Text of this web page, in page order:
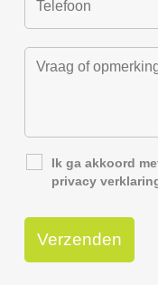
Ik ga akkoord
privacy